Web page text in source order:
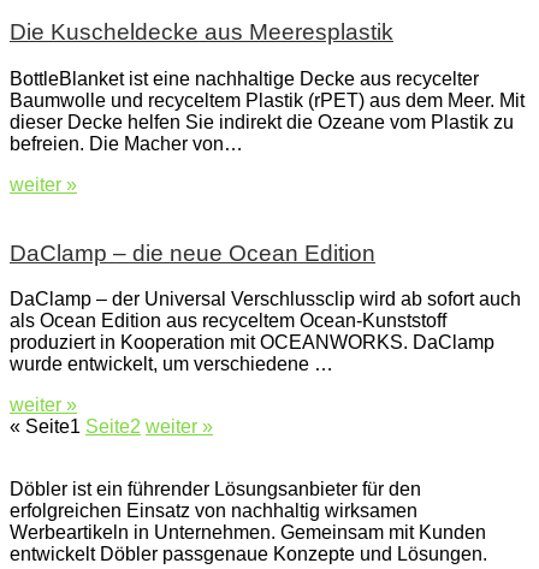
Die Kuscheldecke aus Meeresplastik
BottleBlanket ist eine nachhaltige Decke aus recycelter
Baumwolle und recyceltem Plastik (rPET) aus dem Meer. Mit
dieser Decke helfen Sie indirekt die Ozeane vom Plastik zu
befreien. Die Macher von…
weiter »
DaClamp – die neue Ocean Edition
DaClamp – der Universal Verschlussclip wird ab sofort auch
als Ocean Edition aus recyceltem Ocean-Kunststoff
produziert in Kooperation mit OCEANWORKS. DaClamp
wurde entwickelt, um verschiedene …
weiter »
« Seite1 Seite2 weiter »
Döbler ist ein führender Lösungsanbieter für den
erfolgreichen Einsatz von nachhaltig wirksamen
Werbeartikeln in Unternehmen. Gemeinsam mit Kunden
entwickelt Döbler passgenaue Konzepte und Lösungen.